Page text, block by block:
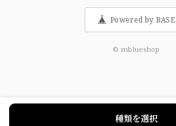
Powered by BASE
© mblueshop
種類を選択